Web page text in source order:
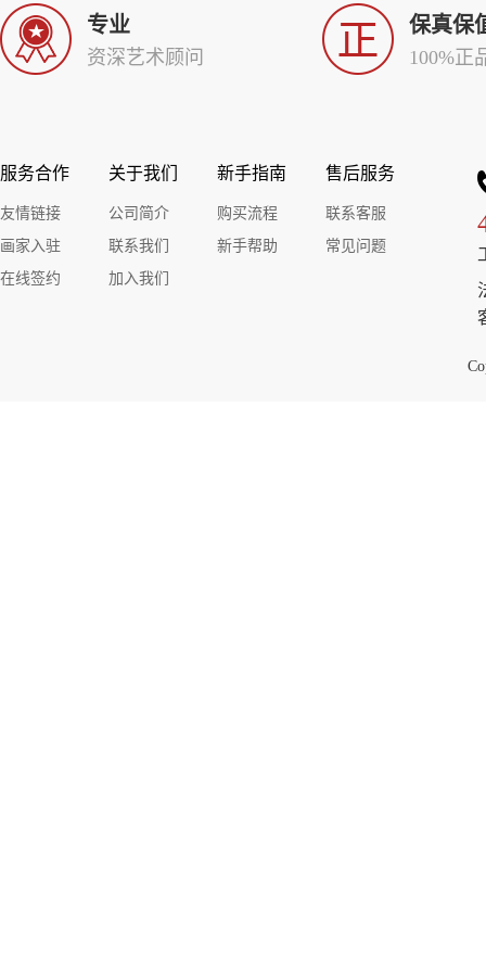
￥50000.00 ￥50000.00
￥50000.00
￥
￥50000.00 ￥50000.00
￥50000.00
￥50000.00
黄
专业
资深艺术顾问
保真保
100%正
服务合作
友情链接
画家入驻
在线签约
关于我们
公司简介
联系我们
加入我们
新手指南
购买流程
新手帮助
售后服务
联系客服
常见问题